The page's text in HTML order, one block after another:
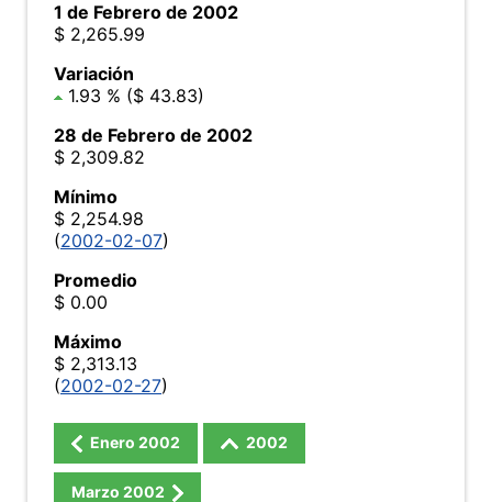
1 de Febrero de 2002
$ 2,265.99
Variación
1.93 % ($ 43.83)
28 de Febrero de 2002
$ 2,309.82
Mínimo
$ 2,254.98
(2002-02-07)
Promedio
$ 0.00
Máximo
$ 2,313.13
(2002-02-27)
Enero 2002 2002
Marzo 2002